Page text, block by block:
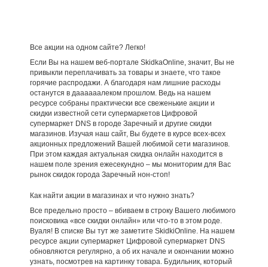
Все акции на одном сайте? Легко!
Если Вы на нашем веб-портале SkidkaOnline, значит, Вы не
привыкли переплачивать за товары и знаете, что такое
горячие распродажи. А благодаря нам лишние расходы
останутся в даааааалеком прошлом. Ведь на нашем
ресурсе собраны практически все свеженькие акции и
скидки известной сети супермаркетов Цифровой
супермаркет DNS в городе Заречный и другие скидки
магазинов. Изучая наш сайт, Вы будете в курсе всех-всех
акционных предложений Вашей любимой сети магазинов.
При этом каждая актуальная скидка онлайн находится в
нашем поле зрения ежесекундно – мы мониторим для Вас
рынок скидок города Заречный нон-стоп!
Как найти акции в магазинах и что нужно знать?
Все предельно просто – вбиваем в строку Вашего любимого
поисковика «все скидки онлайн» или что-то в этом роде.
Вуаля! В списке Вы тут же заметите SkidkiOnline. На нашем
ресурсе акции супермаркет Цифровой супермаркет DNS
обновляются регулярно, а об их начале и окончании можно
узнать, посмотрев на картинку товара. Будильник, который